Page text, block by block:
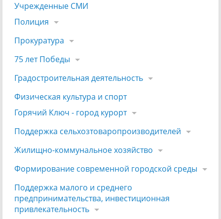
Учрежденные СМИ
Полиция
Прокуратура
75 лет Победы
Градостроительная деятельность
Физическая культура и спорт
Горячий Ключ - город курорт
Поддержка сельхозтоваропроизводителей
Жилищно-коммунальное хозяйство
Формирование современной городской среды
Поддержка малого и среднего
предпринимательства, инвестиционная
привлекательность